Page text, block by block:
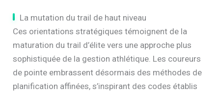
La mutation du trail de haut niveau
Ces orientations stratégiques témoignent de la
maturation du trail d’élite vers une approche plus
sophistiquée de la gestion athlétique. Les coureurs
de pointe embrassent désormais des méthodes de
planification affinées, s’inspirant des codes établis